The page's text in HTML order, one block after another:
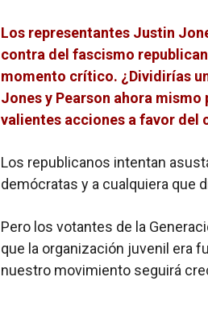
Los representantes Justin
contra del fascismo
momento crítico. ¿Dividirías
Jones y Pearson ahora
valientes acciones a favor del
Los republicanos intentan
demócratas y a cualquiera que
Pero los votantes de la
que la organización juvenil era
nuestro movimiento seguirá